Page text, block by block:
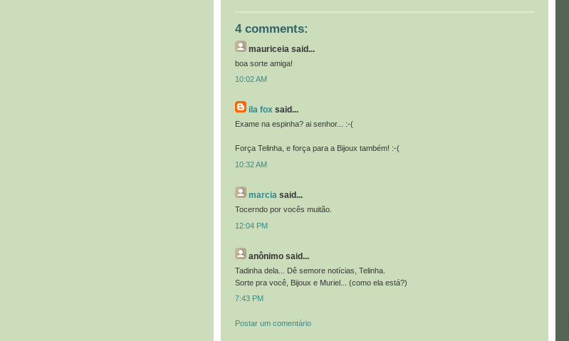
4 comments:
mauriceia said...
boa sorte amiga!
10:02 AM
ila fox said...
Exame na espinha? ai senhor... :-(
Força Telinha, e força para a Bijoux também! :-(
10:32 AM
marcia said...
Tocerndo por vocês muitão.
12:04 PM
anônimo said...
Tadinha dela... Dê semore notícias, Telinha.
Sorte pra você, Bijoux e Muriel... (como ela está?)
7:43 PM
Postar um comentário